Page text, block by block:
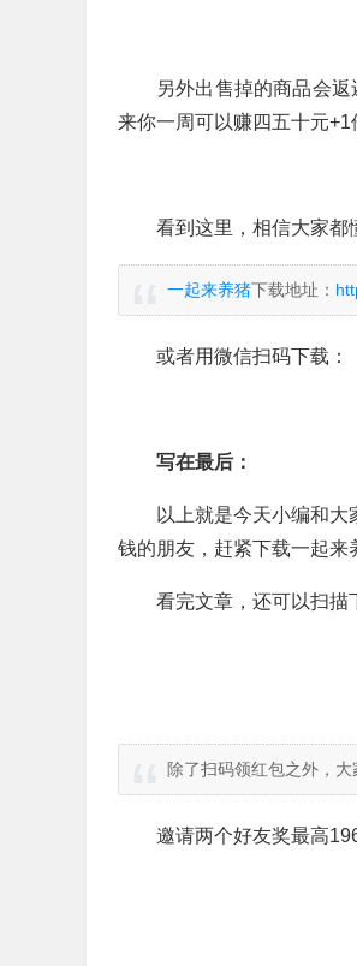
另外出售掉的商品会
来你一周可以赚四五十元+1
看到这里，相信大家都
一起来养猪下载地址：
或者用微信扫码下载：
写在最后：
以上就是今天小编和
钱的朋友，赶紧下载一起来
看完文章，还可以扫描
除了扫码领红包之外，
邀请两个好友奖最高